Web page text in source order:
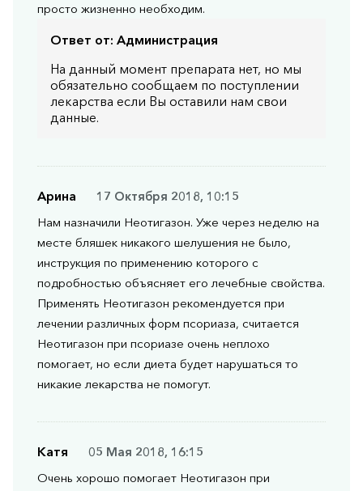
просто жизненно необходим.
Ответ от: Администрация
На данный момент препарата нет, но мы
обязательно сообщаем по поступлении
лекарства если Вы оставили нам свои
данные.
Арина
17 Октября 2018, 10:15
Нам назначили Неотигазон. Уже через неделю на
месте бляшек никакого шелушения не было,
инструкция по применению которого с
подробностью объясняет его лечебные свойства.
Применять Неотигазон рекомендуется при
лечении различных форм псориаза, считается
Неотигазон при псориазе очень неплохо
помогает, но если диета будет нарушаться то
никакие лекарства не помогут.
Катя
05 Мая 2018, 16:15
Очень хорошо помогает Неотигазон при